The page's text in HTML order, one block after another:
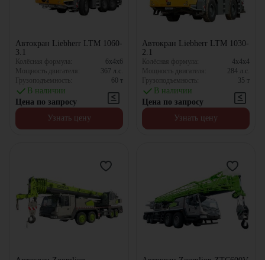
Автокран Liebherr LTM 1060-
3.1
Колёсная формула:
6x4x6
Мощность двигателя:
367 л.с.
Грузоподъемность:
60 т
В наличии
Цена по запросу
Узнать цену
Автокран Liebherr LTM 1030-
2.1
Колёсная формула:
4x4x4
Мощность двигателя:
284 л.с.
Грузоподъемность:
35 т
В наличии
Цена по запросу
Узнать цену